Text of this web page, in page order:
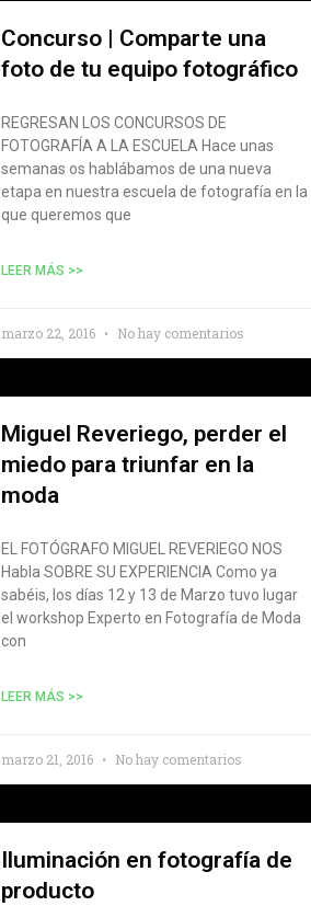
Concurso | Comparte una
foto de tu equipo fotográfico
REGRESAN LOS CONCURSOS DE
FOTOGRAFÍA A LA ESCUELA Hace unas
semanas os hablábamos de una nueva
etapa en nuestra escuela de fotografía en la
que queremos que
LEER MÁS >>
marzo 22, 2016 No hay comentarios
Miguel Reveriego, perder el
miedo para triunfar en la
moda
EL FOTÓGRAFO MIGUEL REVERIEGO NOS
Habla SOBRE SU EXPERIENCIA Como ya
sabéis, los días 12 y 13 de Marzo tuvo lugar
el workshop Experto en Fotografía de Moda
con
LEER MÁS >>
marzo 21, 2016 No hay comentarios
Iluminación en fotografía de
producto